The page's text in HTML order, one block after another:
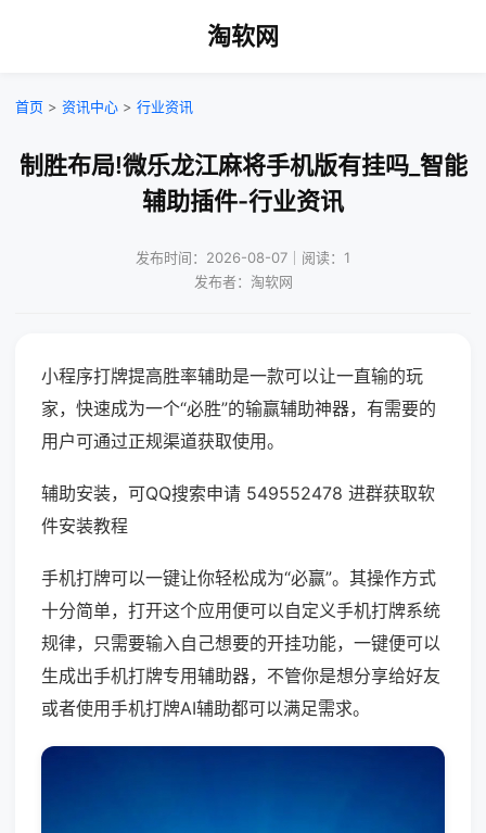
淘软网
首页 > 资讯中心 > 行业资讯
制胜布局!微乐龙江麻将手机版有挂吗_智能
辅助插件-行业资讯
发布时间：2026-08-07｜阅读：1
发布者：淘软网
小程序打牌提高胜率辅助是一款可以让一直输的玩
家，快速成为一个“必胜”的输赢辅助神器，有需要的
用户可通过正规渠道获取使用。
辅助安装，可QQ搜索申请 549552478 进群获取软
件安装教程
手机打牌可以一键让你轻松成为“必赢”。其操作方式
十分简单，打开这个应用便可以自定义手机打牌系统
规律，只需要输入自己想要的开挂功能，一键便可以
生成出手机打牌专用辅助器，不管你是想分享给好友
或者使用手机打牌AI辅助都可以满足需求。